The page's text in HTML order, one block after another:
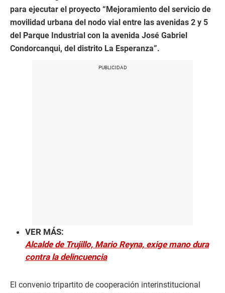
para ejecutar el proyecto “Mejoramiento del servicio de
movilidad urbana del nodo vial entre las avenidas 2 y 5
del Parque Industrial con la avenida José Gabriel
Condorcanqui, del distrito La Esperanza”.
VER MÁS:
Alcalde de Trujillo, Mario Reyna, exige mano dura
contra la delincuencia
El convenio tripartito de cooperación interinstitucional